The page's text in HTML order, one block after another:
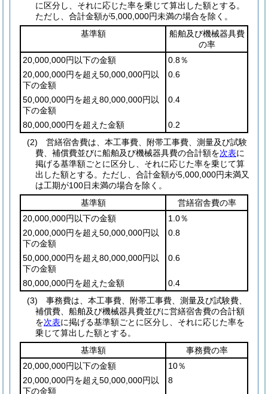
に区分し、それに応じた率を乗じて算出した額とする。
ただし、合計金額が5,000,000円未満の場合を除く。
基準額
船舶及び機械器具費
の率
20,000,000円以下の金額
0.8％
20,000,000円を超え50,000,000円以
下の金額
0.6
50,000,000円を超え80,000,000円以
下の金額
0.4
80,000,000円を超えた金額
0.2
(2)
営繕宿舎費は、本工事費、附帯工事費、測量及び試験
費、補償費並びに船舶及び機械器具費の合計額を次表に
掲げる基準額ごとに区分し、それに応じた率を乗じて算
出した額とする。 ただし、合計金額が5,000,000円未満又
は工期が100日未満の場合を除く。
基準額
営繕宿舎費の率
20,000,000円以下の金額
1.0％
20,000,000円を超え50,000,000円以
下の金額
0.8
50,000,000円を超え80,000,000円以
下の金額
0.6
80,000,000円を超えた金額
0.4
(3)
事務費は、本工事費、附帯工事費、測量及び試験費、
補償費、船舶及び機械器具費並びに営繕宿舎費の合計額
を次表に掲げる基準額ごとに区分し、それに応じた率を
乗じて算出した額とする。
基準額
事務費の率
20,000,000円以下の金額
10％
20,000,000円を超え50,000,000円以
下の金額
8